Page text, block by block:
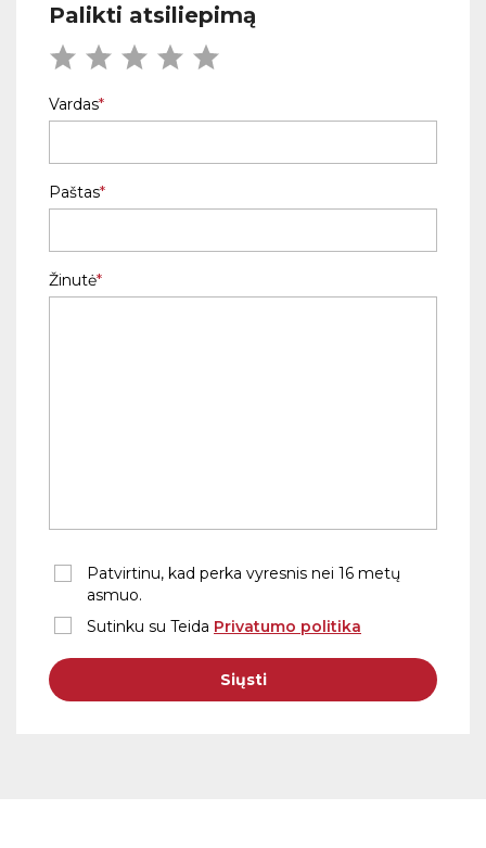
Palikti atsiliepimą
Vardas
Paštas
Žinutė
Patvirtinu, kad perka vyresnis nei 16 metų
asmuo.
Sutinku su Teida Privatumo politika